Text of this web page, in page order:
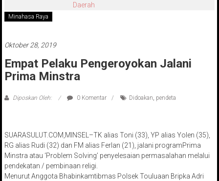
Daerah
Minahasa Raya
Oktober 28, 2019
Empat Pelaku Pengeroyokan Jalani
Prima Minstra
Diposkan Oleh: 0 Komentar Didoakan, pendeta
SUARASULUT.COM,MINSEL–TK alias Toni (33), YP alias Yolen (35),
RG alias Rudi (32) dan FM alias Ferlan (21), jalani programPrima
Minstra atau ‘Problem Solving’ penyelesaian permasalahan melalui
pendekatan / pembinaan religi.
Menurut Anggota Bhabinkamtibmas Polsek Touluaan Bripka Adri